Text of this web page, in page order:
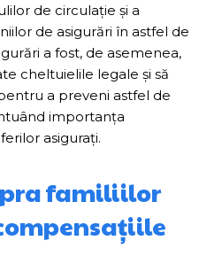
de circulație și a
de asigurări în astfel de
a fost, de asemenea,
cheltuielile legale și să
a preveni astfel de
importanța
asigurați.
familiilor